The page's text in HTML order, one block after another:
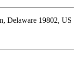
Delaware 19802, US